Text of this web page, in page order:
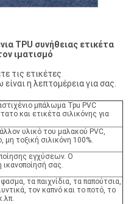
TPU συνήθειας ετικέτα
ιματισμό
τις ετικέτες
η λεπτομέρεια για σας.
μπάλωμα Tpu PVC
και ετικέτα σιλικόνης για
υλικό του μαλακού PVC,
μη τοξική σιλικόνη 100%.
εγχύσεων. Ο
ικανοποίησή σας.
τα παιχνίδια, τα παπούτσια,
τον καπνό και το ποτό, το